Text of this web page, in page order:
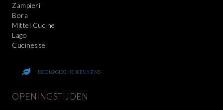
Zampieri
Bora
Mittel Cucine
Lago
Cucinesse
ECOLOGISCHE KEUKENS
OPENINGSTIJDEN